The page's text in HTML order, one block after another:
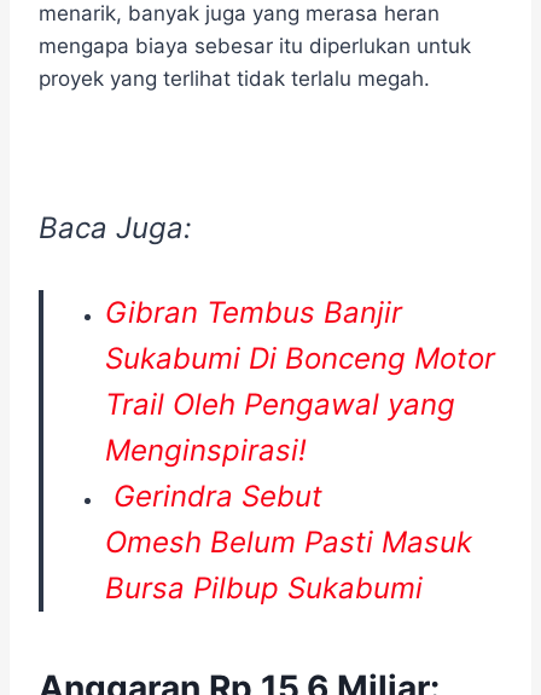
menarik, banyak juga yang merasa heran
mengapa biaya sebesar itu diperlukan untuk
proyek yang terlihat tidak terlalu megah.
Baca Juga:
Gibran Tembus Banjir
Sukabumi Di Bonceng Motor
Trail Oleh Pengawal yang
Menginspirasi!
Gerindra Sebut
Omesh Belum Pasti Masuk
Bursa Pilbup Sukabumi